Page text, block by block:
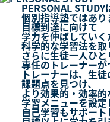
PERSONAL
個別指導塾ではあり
目標到達に向けて
学力を伸ばしていく
科学的な学習法を取
さらに生徒一人ひと
専任のトレーナーが
トレーナーは、生
課題点を見つけ、
より効果的・効率的
学習メニューを設定
自己学習もサポート